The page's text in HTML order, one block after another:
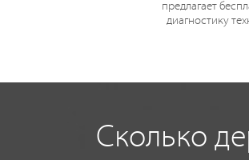
предлагает
диагностику
Сколько